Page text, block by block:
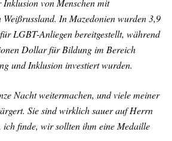
von Menschen mit
In Mazedonien wurden 3,9
LGBT-Anliegen bereitgestellt, während
Dollar für Bildung im Bereich
und Inklusion investiert wurden.
Nacht weitermachen, und viele meiner
Sie sind wirklich sauer auf Herrn
ich finde, wir sollten ihm eine Medaille